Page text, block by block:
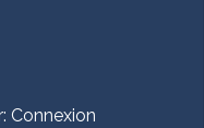
Connexion